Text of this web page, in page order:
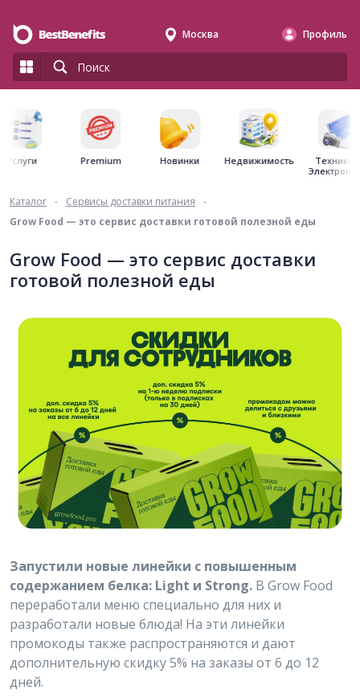
Москва Профиль
Услуги Premium Новинки Недвижимость
Техника
Каталог - Сервисы доставки питания
-
Grow Food — это сервис доставки готовой полезной еды
Grow Food — это сервис доставки
готовой полезной еды
Запустили новые линейки с повышенным
содержанием белка: Light и Strong. В Grow Food
переработали меню специально для них и
разработали новые блюда! На эти линейки
промокоды также распространяются и дают
дополнительную скидку 5% на заказы от 6 до 12
дней.